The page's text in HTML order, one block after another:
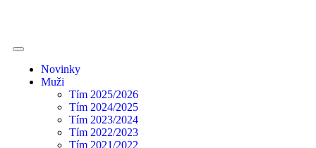
Novinky
Muži
Tím 2025/2026
Tím 2024/2025
Tím 2023/2024
Tím 2022/2023
Tím 2021/2022